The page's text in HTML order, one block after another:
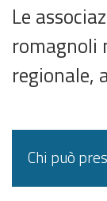
Le
romagnoli
regionale,
Chi può